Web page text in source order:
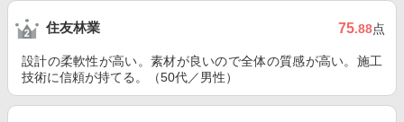
住友林業 75.88点
設計の柔軟性が高い。素材が良いので全体の質感が高い。施工
技術に信頼が持てる。（50代／男性）